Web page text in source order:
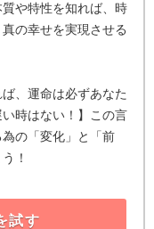
や特性を知れば、時
の幸せを実現させる
、運命は必ずあなた
時はない！】この言
の「変化」と「前
！
試す